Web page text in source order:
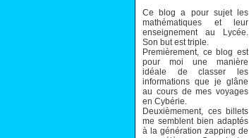
Ce blog a pour sujet les
mathématiques et leur
enseignement au Lycée.
Son but est triple.
Premièrement, ce blog est
pour moi une manière
idéale de classer les
informations que je glâne
au cours de mes voyages
en Cybérie.
Deuxièmement, ces billets
me semblent bien adaptés
à la génération zapping de